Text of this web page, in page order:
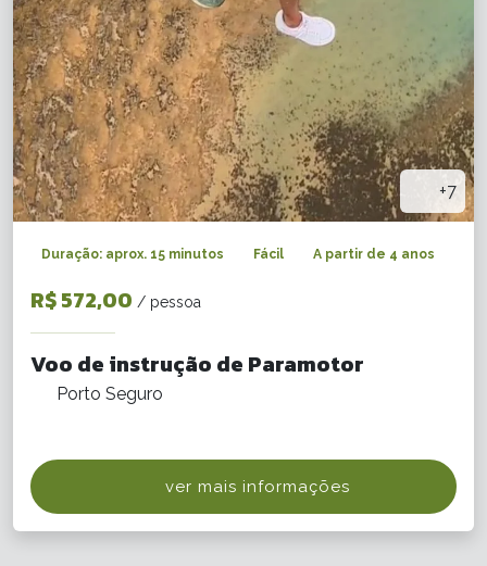
+7
Duração: aprox. 15 minutos Fácil A partir de 4 anos
R$ 572,00 / pessoa
Voo de instrução de Paramotor
Porto Seguro
ver mais informações